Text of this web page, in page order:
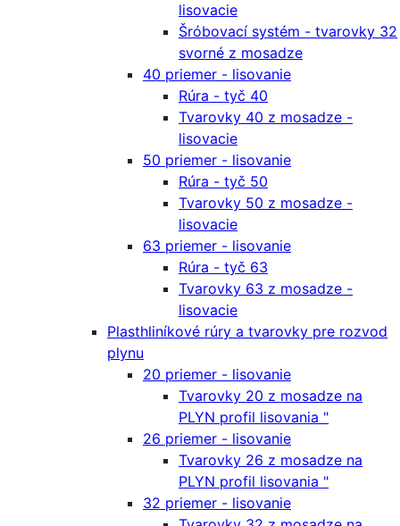
lisovacie
Šróbovací systém - tvarovky 32
svorné z mosadze
40 priemer - lisovanie
Rúra - tyč 40
Tvarovky 40 z mosadze -
lisovacie
50 priemer - lisovanie
Rúra - tyč 50
Tvarovky 50 z mosadze -
lisovacie
63 priemer - lisovanie
Rúra - tyč 63
Tvarovky 63 z mosadze -
lisovacie
Plasthliníkové rúry a tvarovky pre rozvod
plynu
20 priemer - lisovanie
Tvarovky 20 z mosadze na
PLYN profil lisovania "
26 priemer - lisovanie
Tvarovky 26 z mosadze na
PLYN profil lisovania "
32 priemer - lisovanie